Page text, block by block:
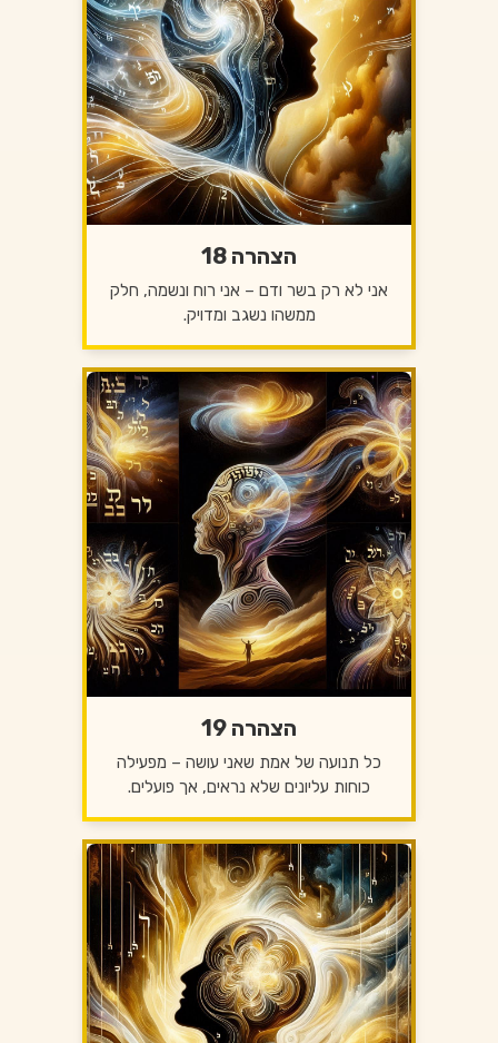
הצהרה 18
אני לא רק בשר ודם – אני רוח ונשמה, חלק
ממשהו נשגב ומדויק.
הצהרה 19
כל תנועה של אמת שאני עושה – מפעילה
כוחות עליונים שלא נראים, אך פועלים.